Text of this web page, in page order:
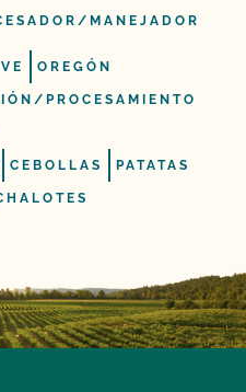
MANEJADOR
OREGÓN
PROCESAMIENTO
CEBOLLAS PATATAS